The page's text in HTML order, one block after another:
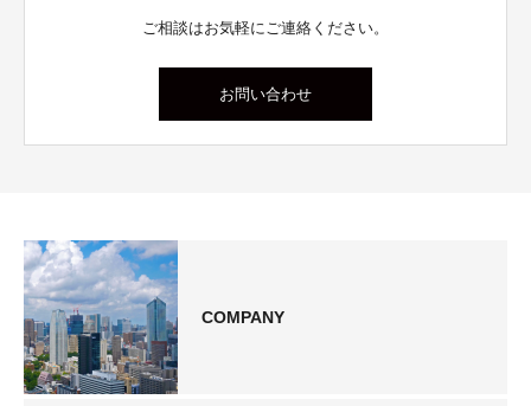
ご相談はお気軽にご連絡ください。
お問い合わせ
COMPANY